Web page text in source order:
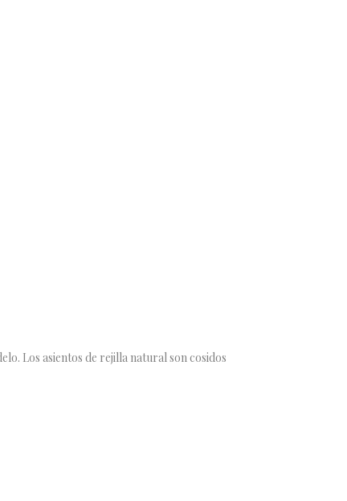
Los asientos de rejilla natural son cosidos